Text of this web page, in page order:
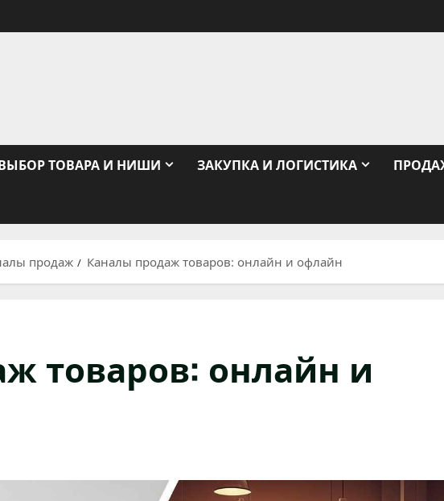
ТОВАРА И НИШИ ЗАКУПКА И ЛОГИСТИКА
продаж Каналы продаж товаров: онлайн и офлайн
товаров: онлайн и